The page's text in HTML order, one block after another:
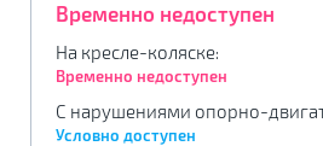
Временно недоступен
На кресле-коляске:
Временно недоступен
С нарушениями опорно-
Условно доступен